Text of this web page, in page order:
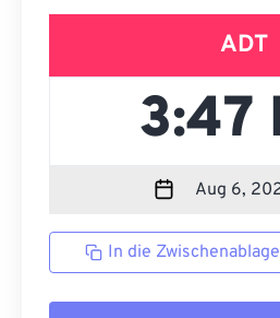
ADT
In die